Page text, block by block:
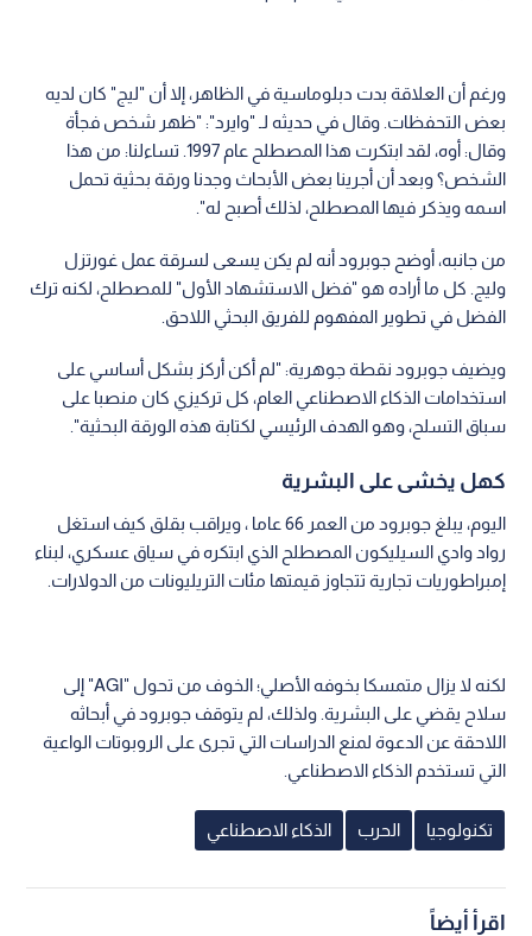
ورغم أن العلاقة بدت دبلوماسية في الظاهر، إلا أن "ليج" كان لديه
بعض التحفظات. وقال في حديثه لـ "وايرد": "ظهر شخص فجأة
وقال: أوه، لقد ابتكرت هذا المصطلح عام 1997. تساءلنا: من هذا
الشخص؟ وبعد أن أجرينا بعض الأبحاث وجدنا ورقة بحثية تحمل
اسمه ويذكر فيها المصطلح، لذلك أصبح له".
من جانبه، أوضح جوبرود أنه لم يكن يسعى لسرقة عمل غورتزل
وليج. كل ما أراده هو "فضل الاستشهاد الأول" للمصطلح، لكنه ترك
الفضل في تطوير المفهوم للفريق البحثي اللاحق.
ويضيف جوبرود نقطة جوهرية: "لم أكن أركز بشكل أساسي على
استخدامات الذكاء الاصطناعي العام، كل تركيزي كان منصبا على
سباق التسلح، وهو الهدف الرئيسي لكتابة هذه الورقة البحثية".
كهل يخشى على البشرية
اليوم، يبلغ جوبرود من العمر 66 عاما ، ويراقب بقلق كيف استغل
رواد وادي السيليكون المصطلح الذي ابتكره في سياق عسكري، لبناء
إمبراطوريات تجارية تتجاوز قيمتها مئات التريليونات من الدولارات.
لكنه لا يزال متمسكا بخوفه الأصلي؛ الخوف من تحول "AGI" إلى
سلاح يقضي على البشرية. ولذلك، لم يتوقف جوبرود في أبحاثه
اللاحقة عن الدعوة لمنع الدراسات التي تجرى على الروبوتات الواعية
التي تستخدم الذكاء الاصطناعي.
تكنولوجيا الحرب الذكاء الاصطناعي
اقرأ أيضاً